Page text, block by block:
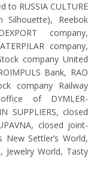
to RUSSIA CULTURE
Silhouette), Reebok
company,
company,
company United
Bank, RAO
company Railway
of DYMLER-
SUPPLIERS, closed
closed joint-
New Settler’s World,
World, Tasty